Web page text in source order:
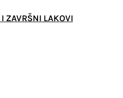
ZAVRŠNI LAKOVI